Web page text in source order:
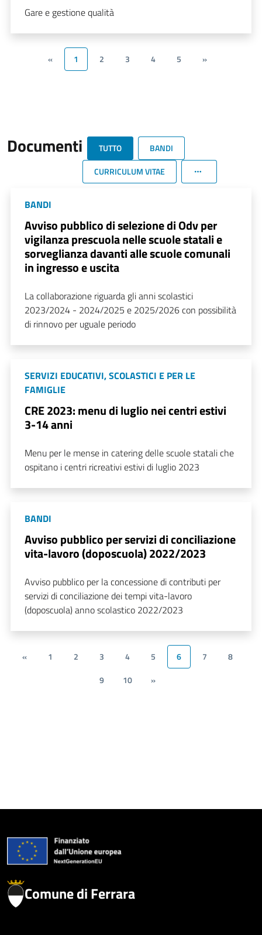
Gare e gestione qualità
« 1 2 3 4 5 »
Documenti TUTTO
BANDI
CURRICULUM VITAE
BANDI
Avviso pubblico di selezione di Odv per
vigilanza prescuola nelle scuole statali e
sorveglianza davanti alle scuole comunali
in ingresso e uscita
La collaborazione riguarda gli anni scolastici
2023/2024 - 2024/2025 e 2025/2026 con possibilità
di rinnovo per uguale periodo
SERVIZI EDUCATIVI, SCOLASTICI E PER LE
FAMIGLIE
CRE 2023: menu di luglio nei centri estivi
3-14 anni
Menu per le mense in catering delle scuole statali che
ospitano i centri ricreativi estivi di luglio 2023
BANDI
Avviso pubblico per servizi di conciliazione
vita-lavoro (doposcuola) 2022/2023
Avviso pubblico per la concessione di contributi per
servizi di conciliazione dei tempi vita-lavoro
(doposcuola) anno scolastico 2022/2023
« 1 2 3 4 5 6 7
8
9
10 »
Comune di Ferrara